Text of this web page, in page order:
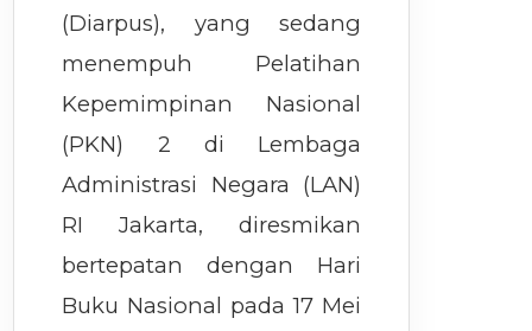
(Diarpus), yang sedang
menempuh Pelatihan
Kepemimpinan Nasional
(PKN) 2 di Lembaga
Administrasi Negara (LAN)
RI Jakarta, diresmikan
bertepatan dengan Hari
Buku Nasional pada 17 Mei